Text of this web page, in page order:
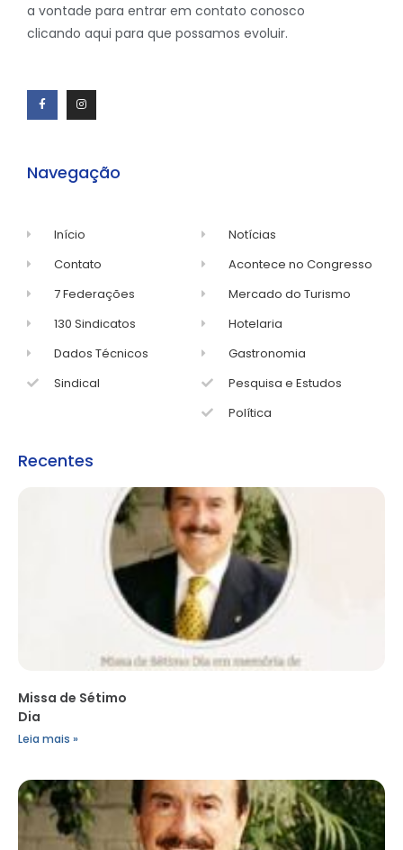
a vontade para entrar em contato conosco
clicando aqui para que possamos evoluir.
Navegação
Início
Contato
7 Federações
130 Sindicatos
Dados Técnicos
Sindical
Notícias
Acontece no Congresso
Mercado do Turismo
Hotelaria
Gastronomia
Pesquisa e Estudos
Política
Recentes
Missa de Sétimo
Dia
Leia mais »